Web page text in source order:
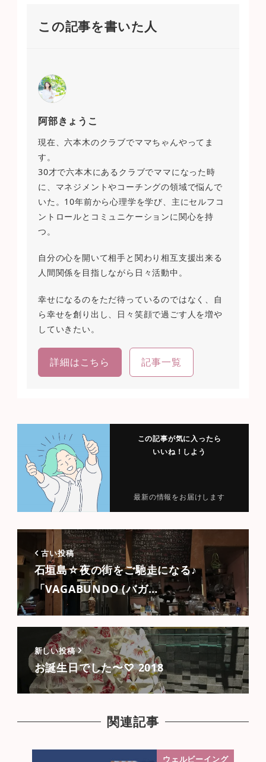
この記事を書いた人
阿部きょうこ
現在、六本木のクラブでママちゃんやってま
す。
30才で六本木にあるクラブでママになった時
に、マネジメントやコーチングの領域で悩んで
いた。10年前から心理学を学び、主にセルフコ
ントロールとコミュニケーションに関心を持
つ。
自分の心を開いて相手と関わり相互支援出来る
人間関係を目指しながら日々活動中。
幸せになるのをただ待っているのではなく、自
ら幸せを創り出し、日々笑顔で過ごす人を増や
していきたい。
詳細はこちら 記事一覧
この記事が気に入ったら
いいね！しよう
最新の情報をお届けします
古い投稿
石垣島☆夜の街をご馳走になる♪
「VAGABUNDO (バガ…
新しい投稿
お誕生日でした〜♡ 2018
関連記事
ウェルビーイング